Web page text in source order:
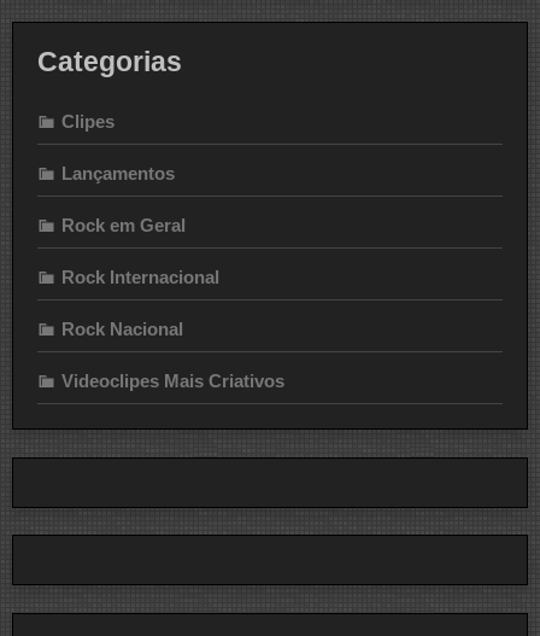
Categorias
Clipes
Lançamentos
Rock em Geral
Rock Internacional
Rock Nacional
Videoclipes Mais Criativos